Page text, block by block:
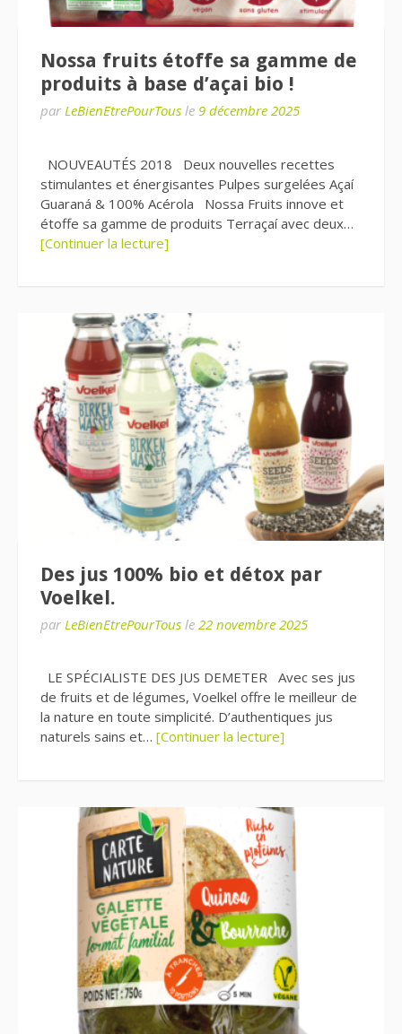
Nossa fruits étoffe sa gamme de
produits à base d’açai bio !
par LeBienEtrePourTous le 9 décembre 2025
NOUVEAUTÉS 2018 Deux nouvelles recettes
stimulantes et énergisantes Pulpes surgelées Açaí
Guaraná & 100% Acérola Nossa Fruits innove et
étoffe sa gamme de produits Terraçaí avec deux…
[Continuer la lecture]
Des jus 100% bio et détox par
Voelkel.
par LeBienEtrePourTous le 22 novembre 2025
LE SPÉCIALISTE DES JUS DEMETER Avec ses jus
de fruits et de légumes, Voelkel offre le meilleur de
la nature en toute simplicité. D’authentiques jus
naturels sains et… [Continuer la lecture]